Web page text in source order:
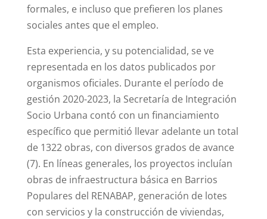
formales, e incluso que prefieren los planes
sociales antes que el empleo.
Esta experiencia, y su potencialidad, se ve
representada en los datos publicados por
organismos oficiales. Durante el período de
gestión 2020-2023, la Secretaría de Integración
Socio Urbana contó con un financiamiento
específico que permitió llevar adelante un total
de 1322 obras, con diversos grados de avance
(7). En líneas generales, los proyectos incluían
obras de infraestructura básica en Barrios
Populares del RENABAP, generación de lotes
con servicios y la construcción de viviendas,